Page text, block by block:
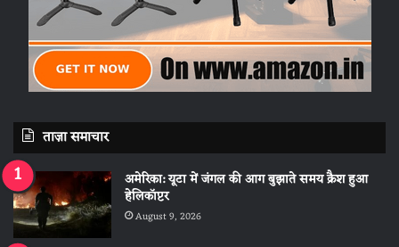
ताज़ा समाचार
अमेरिका: यूटा में जंगल की आग बुझाते समय क्रैश हुआ
हेलिकॉप्टर
August 9, 2026